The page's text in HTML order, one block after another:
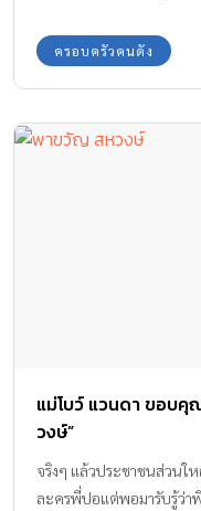
อนาคตครอบครัวคนดัง
แม่โบว์ แวนดา ขอบ
วงษ์”
จริงๆ แล้วประชาชนส่วน
ละครพี่ปอแต่พอมารับรู้ว่า